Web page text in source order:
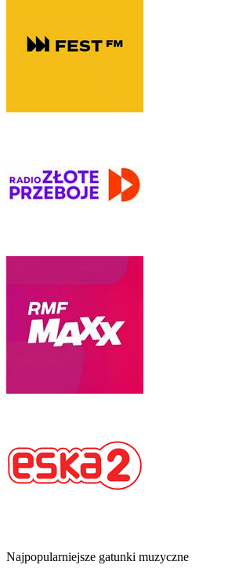
Najpopularniejsze gatunki muzyczne